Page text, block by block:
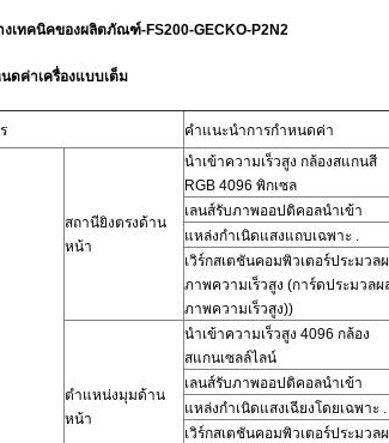
เทคนิคของผลิตภัณฑ์-FS200-GECKO-P2N2
ดค่าเครื่องแบบเต็ม
คำแนะนำการกำหนดค่า
สถานียิงตรงด้าน
หน้า
นำเข้าความเร็วสูง กล้องสแกนสี
RGB 4096 พิกเซล
เลนส์รับภาพออปติคอลนำเข้า
แหล่งกำเนิดแสงแถบเฉพาะ .
เวิร์กสเตชันคอมพิวเตอร์ประมวล
ภาพความเร็วสูง (การ์ดประมวลผ
ภาพความเร็วสูง))
ตำแหน่งมุมด้าน
หน้า
นำเข้าความเร็วสูง 4096 กล้อง
สแกนเซลล์ไลน์
เลนส์รับภาพออปติคอลนำเข้า
แหล่งกำเนิดแสงเฉียงโดยเฉพาะ .
เวิร์กสเตชันคอมพิวเตอร์ประมวล